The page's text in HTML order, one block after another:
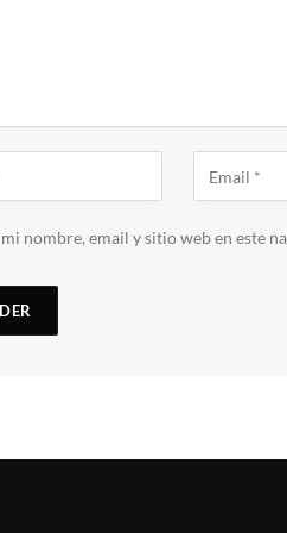
nombre, email y sitio web en este